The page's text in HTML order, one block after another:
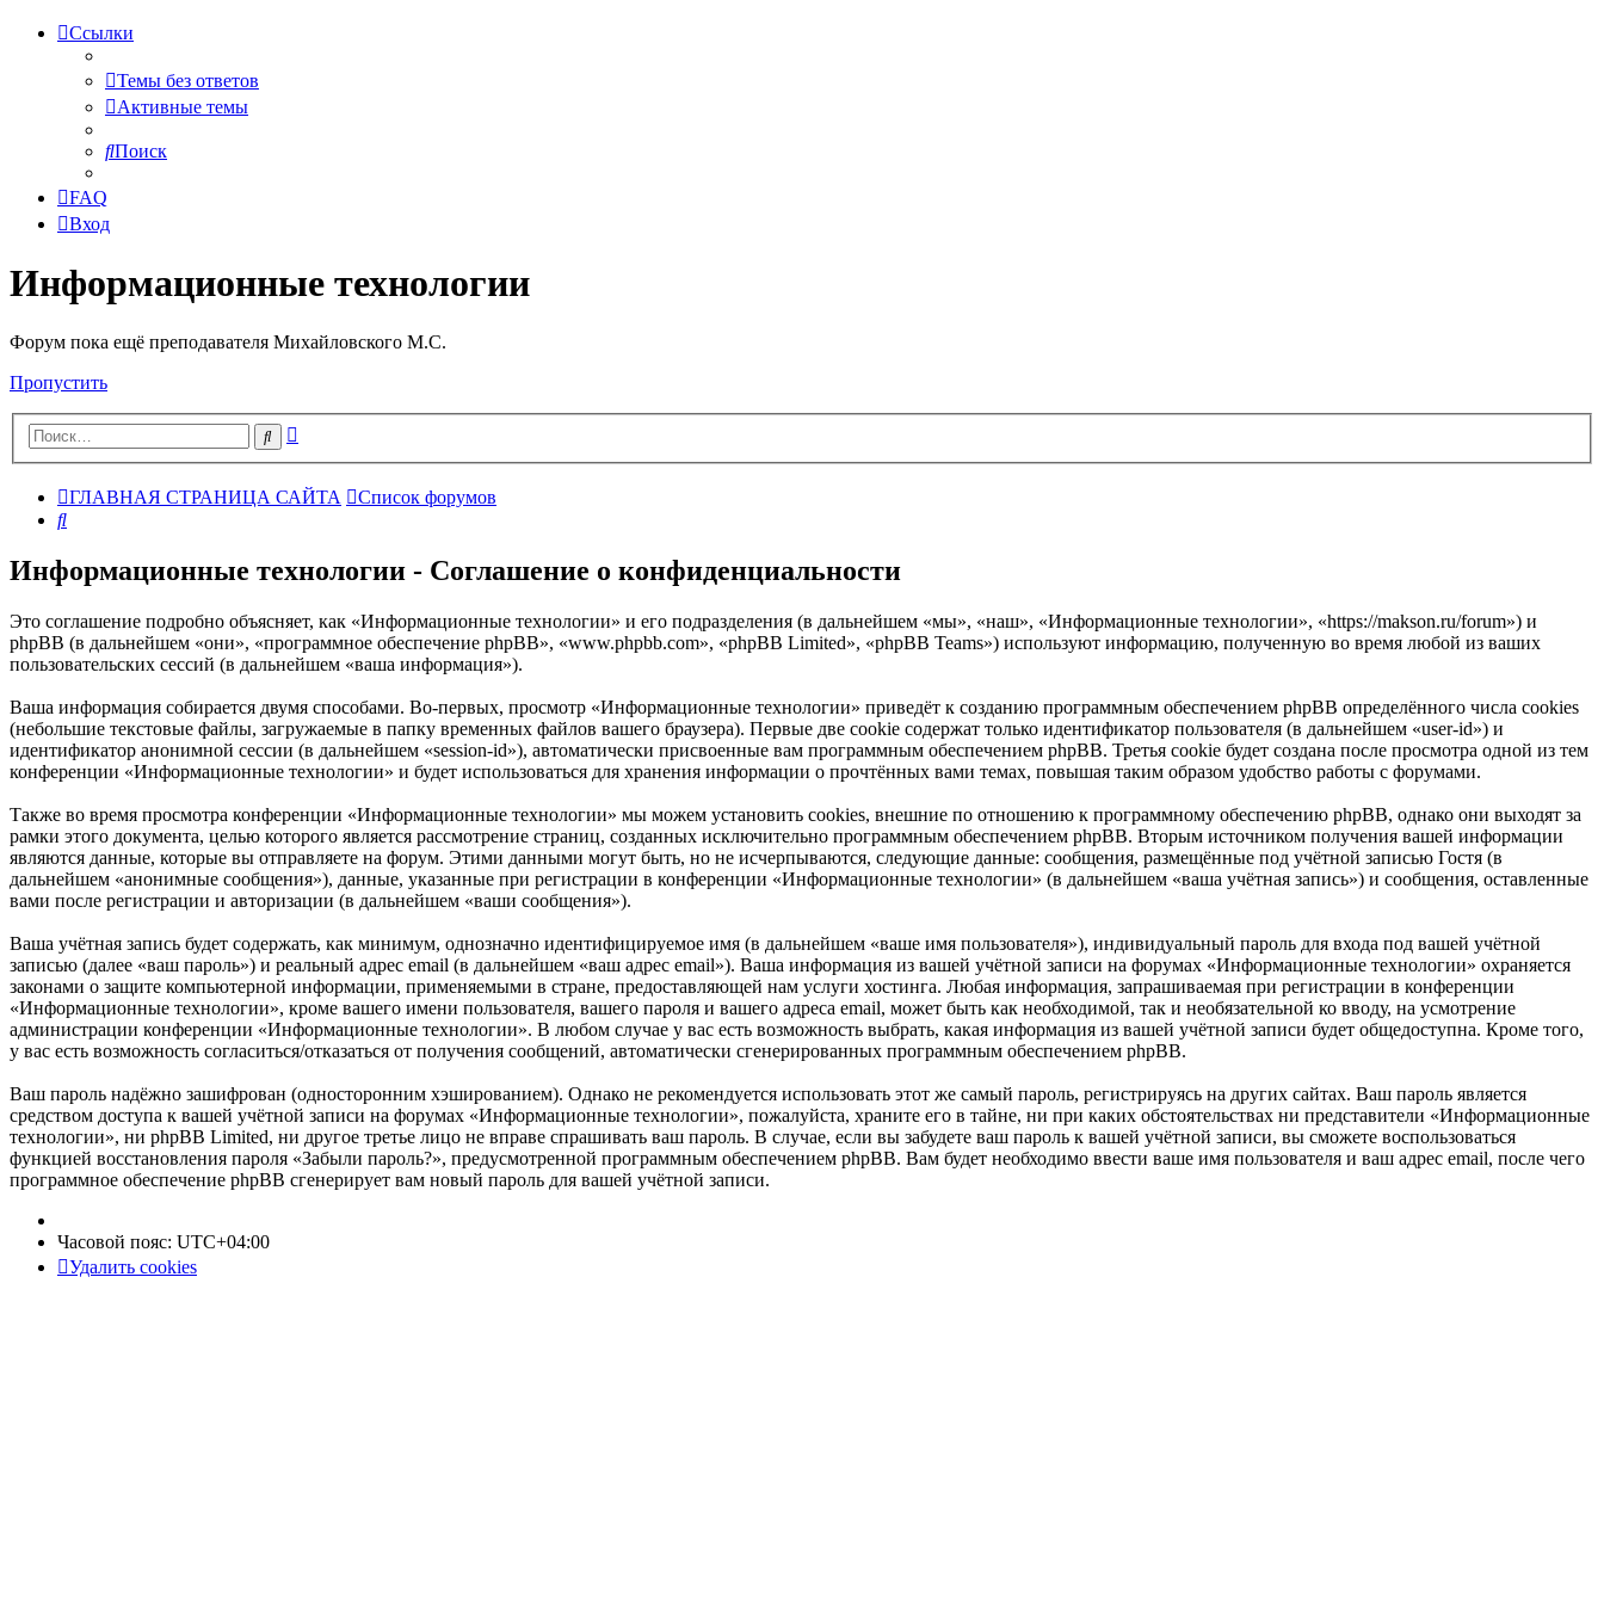
Ссылки
Темы без ответов
Активные темы
Поиск
FAQ
Вход
Информационные технологии
Форум пока ещё преподавателя Михайловского М.С.
Пропустить
Поиск
ГЛАВНАЯ СТРАНИЦА САЙТА
Список форумов
Поиск
Информационные технологии - Соглашение о конфиденциальности
Это соглашение подробно объясняет, как «Информационные технологии» и его подразделения (в дальнейшем «мы», «наш», «Информационные технологии», «https://makson.ru/forum») и
phpBB (в дальнейшем «они», «программное обеспечение phpBB», «www.phpbb.com», «phpBB Limited», «phpBB Teams») используют информацию, полученную во время любой из ваших
пользовательских сессий (в дальнейшем «ваша информация»).
Ваша информация собирается двумя способами. Во-первых, просмотр «Информационные технологии» приведёт к созданию программным обеспечением phpBB определённого числа cookies
(небольшие текстовые файлы, загружаемые в папку временных файлов вашего браузера). Первые две cookie содержат только идентификатор пользователя (в дальнейшем «user-id») и
идентификатор анонимной сессии (в дальнейшем «session-id»), автоматически присвоенные вам программным обеспечением phpBB. Третья cookie будет создана после просмотра одной из тем
конференции «Информационные технологии» и будет использоваться для хранения информации о прочтённых вами темах, повышая таким образом удобство работы с форумами.
Также во время просмотра конференции «Информационные технологии» мы можем установить cookies, внешние по отношению к программному обеспечению phpBB, однако они выходят за
рамки этого документа, целью которого является рассмотрение страниц, созданных исключительно программным обеспечением phpBB. Вторым источником получения вашей информации
являются данные, которые вы отправляете на форум. Этими данными могут быть, но не исчерпываются, следующие данные: сообщения, размещённые под учётной записью Гостя (в
дальнейшем «анонимные сообщения»), данные, указанные при регистрации в конференции «Информационные технологии» (в дальнейшем «ваша учётная запись») и сообщения, оставленные
вами после регистрации и авторизации (в дальнейшем «ваши сообщения»).
Ваша учётная запись будет содержать, как минимум, однозначно идентифицируемое имя (в дальнейшем «ваше имя пользователя»), индивидуальный пароль для входа под вашей учётной
записью (далее «ваш пароль») и реальный адрес email (в дальнейшем «ваш адрес email»). Ваша информация из вашей учётной записи на форумах «Информационные технологии» охраняется
законами о защите компьютерной информации, применяемыми в стране, предоставляющей нам услуги хостинга. Любая информация, запрашиваемая при регистрации в конференции
«Информационные технологии», кроме вашего имени пользователя, вашего пароля и вашего адреса email, может быть как необходимой, так и необязательной ко вводу, на усмотрение
администрации конференции «Информационные технологии». В любом случае у вас есть возможность выбрать, какая информация из вашей учётной записи будет общедоступна. Кроме того,
у вас есть возможность согласиться/отказаться от получения сообщений, автоматически сгенерированных программным обеспечением phpBB.
Ваш пароль надёжно зашифрован (односторонним хэшированием). Однако не рекомендуется использовать этот же самый пароль, регистрируясь на других сайтах. Ваш пароль является
средством доступа к вашей учётной записи на форумах «Информационные технологии», пожалуйста, храните его в тайне, ни при каких обстоятельствах ни представители «Информационные
технологии», ни phpBB Limited, ни другое третье лицо не вправе спрашивать ваш пароль. В случае, если вы забудете ваш пароль к вашей учётной записи, вы сможете воспользоваться
функцией восстановления пароля «Забыли пароль?», предусмотренной программным обеспечением phpBB. Вам будет необходимо ввести ваше имя пользователя и ваш адрес email, после чего
программное обеспечение phpBB сгенерирует вам новый пароль для вашей учётной записи.
Часовой пояс: UTC+04:00
Удалить cookies